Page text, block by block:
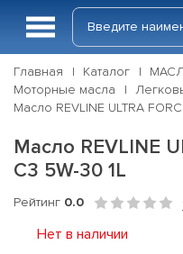
Главная Каталог
Моторные масла
Масло REVLINE ULTRA
Масло REVLINE
C3 5W-30 1L
Рейтинг 0.0
Нет в наличии